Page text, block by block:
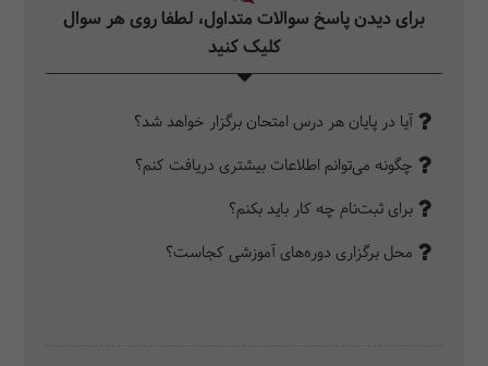
برای دیدن پاسخ سوالات متداول، لطفا روی هر سوال
کلیک کنید‎
آیا در پایان هر درس امتحان برگزار خواهد شد؟
چگونه می‌توانم اطلاعات بیشتری دریافت کنم؟
برای ثبت‌نام چه کار باید بکنم؟
محل برگزاری دوره‌های آموزشی کجاست؟